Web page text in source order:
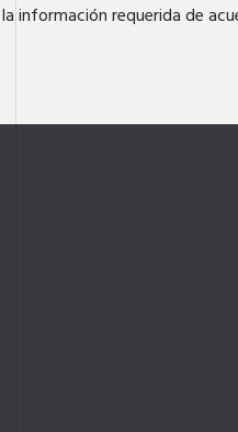
información requerida de